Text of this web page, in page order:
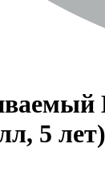
5